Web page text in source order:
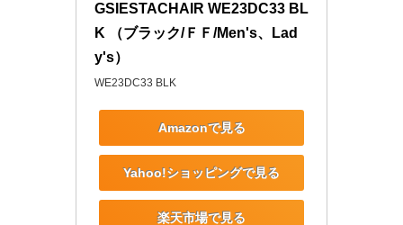
GSIESTACHAIR WE23DC33 BL
K （ブラック/ＦＦ/Men's、Lad
y's）
WE23DC33 BLK
Amazonで見る
Yahoo!ショッピングで見る
楽天市場で見る